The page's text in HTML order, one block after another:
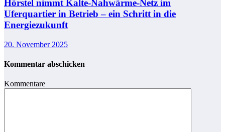
Hörstel nimmt Kalte-Nahwärme-Netz im
Uferquartier in Betrieb – ein Schritt in die
Energiezukunft
20. November 2025
Kommentar abschicken
Kommentare